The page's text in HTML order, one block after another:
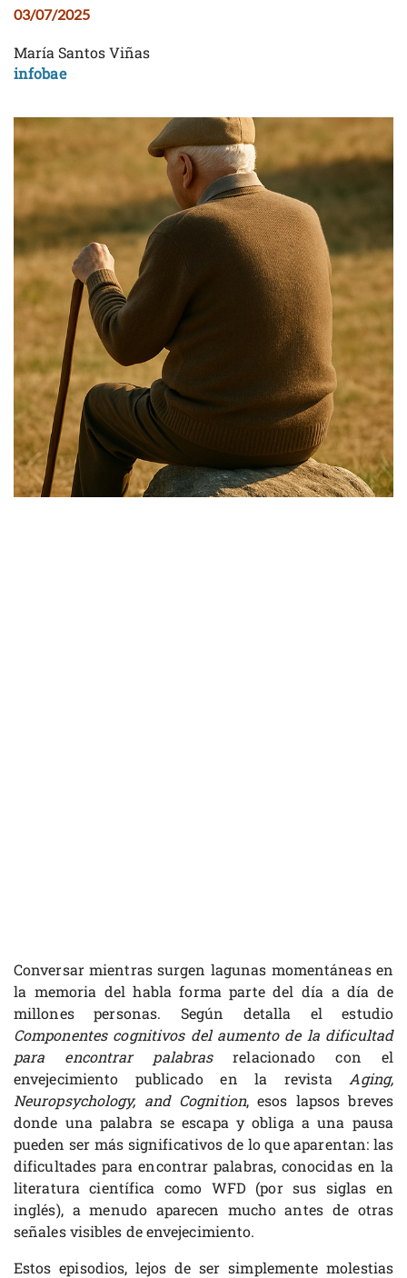
03/07/2025
María Santos Viñas
infobae
Conversar mientras surgen lagunas momentáneas en
la memoria del habla forma parte del día a día de
millones personas. Según detalla el estudio
Componentes cognitivos del aumento de la dificultad
para encontrar palabrasrelacionado con el
envejecimiento publicado en la revista Aging,
Neuropsychology, and Cognition, esos lapsos breves
donde una palabra se escapa y obliga a una pausa
pueden ser más significativos de lo que aparentan: las
dificultades para encontrar palabras, conocidas en la
literatura científica como WFD (por sus siglas en
inglés), a menudo aparecen mucho antes de otras
señales visibles de envejecimiento.
Estos episodios, lejos de ser simplemente molestias